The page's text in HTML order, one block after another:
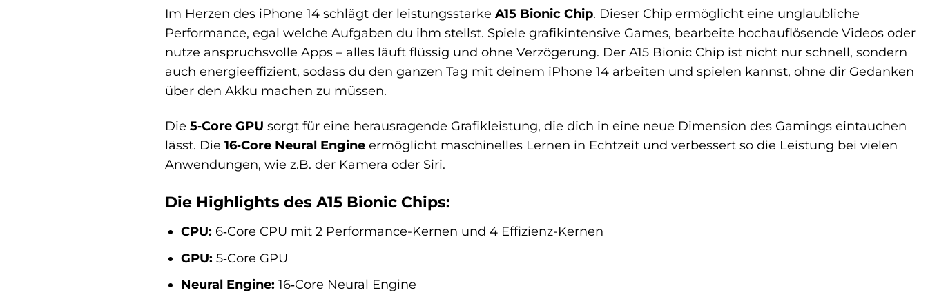
Im Herzen des iPhone 14 schlägt der leistungsstarke A15 Bionic Chip. Dieser Chip ermöglicht eine unglaubliche
Performance, egal welche Aufgaben du ihm stellst. Spiele grafikintensive Games, bearbeite hochauflösende Videos oder
nutze anspruchsvolle Apps – alles läuft flüssig und ohne Verzögerung. Der A15 Bionic Chip ist nicht nur schnell, sondern
auch energieeffizient, sodass du den ganzen Tag mit deinem iPhone 14 arbeiten und spielen kannst, ohne dir Gedanken
über den Akku machen zu müssen.
Die 5‑Core GPU sorgt für eine herausragende Grafikleistung, die dich in eine neue Dimension des Gamings eintauchen
lässt. Die 16‑Core Neural Engine ermöglicht maschinelles Lernen in Echtzeit und verbessert so die Leistung bei vielen
Anwendungen, wie z.B. der Kamera oder Siri.
Die Highlights des A15 Bionic Chips:
CPU: 6‑Core CPU mit 2 Performance-Kernen und 4 Effizienz-Kernen
GPU: 5‑Core GPU
Neural Engine: 16‑Core Neural Engine